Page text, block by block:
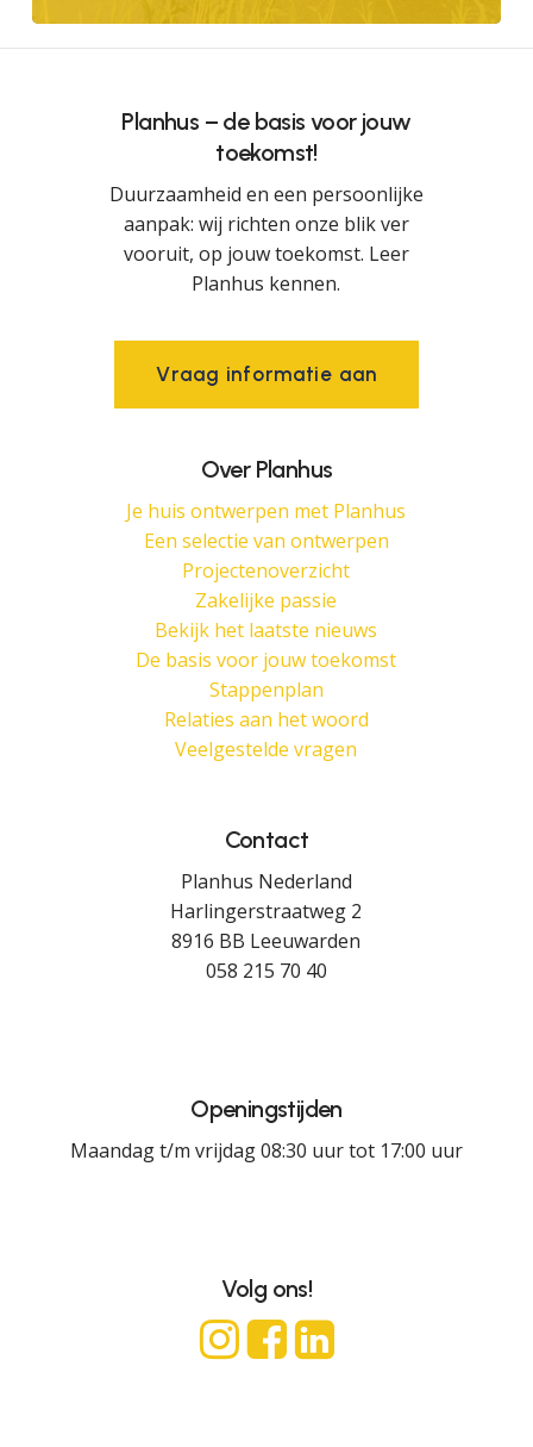
Planhus – de basis voor jouw
toekomst!
Duurzaamheid en een persoonlijke
aanpak: wij richten onze blik ver
vooruit, op jouw toekomst. Leer
Planhus kennen.
Vraag informatie aan
Over Planhus
Je huis ontwerpen met Planhus
Een selectie van ontwerpen
Projectenoverzicht
Zakelijke passie
Bekijk het laatste nieuws
De basis voor jouw toekomst
Stappenplan
Relaties aan het woord
Veelgestelde vragen
Contact
Planhus Nederland
Harlingerstraatweg 2
8916 BB Leeuwarden
058 215 70 40
Openingstijden
Maandag t/m vrijdag 08:30 uur tot 17:00 uur
Volg ons!